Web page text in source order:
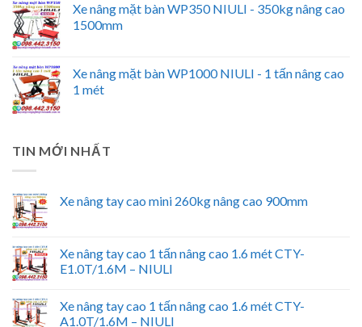
Xe nâng mặt bàn WP350 NIULI - 350kg nâng cao
1500mm
Xe nâng mặt bàn WP1000 NIULI - 1 tấn nâng cao
1 mét
TIN MỚI NHẤT
Xe nâng tay cao mini 260kg nâng cao 900mm
Xe nâng tay cao 1 tấn nâng cao 1.6 mét CTY-
E1.0T/1.6M – NIULI
Xe nâng tay cao 1 tấn nâng cao 1.6 mét CTY-
A1.0T/1.6M – NIULI